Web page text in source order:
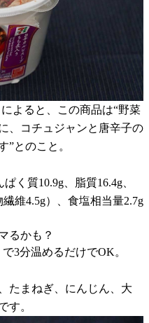
よると、この商品は“野菜
、コチュジャンと唐辛子の
”とのこと。
く質10.9g、脂質16.4g、
維4.5g）、食塩相当量2.7g
るかも？
3分温めるだけでOK。
たまねぎ、にんじん、大
す。